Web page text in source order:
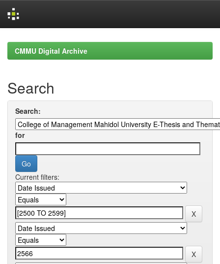
navigationCMMU Digital Archive
Search
Search:
for
Current filters: